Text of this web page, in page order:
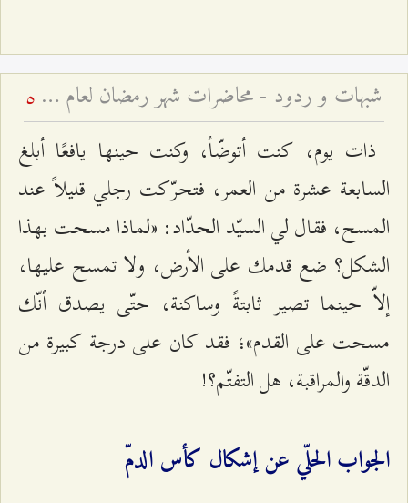
شبهات و ردود - محاضرات شهر رمضان لعام ۱٤۳٩ هـ ق – الجلسة الرابعة 5
ذات يوم، كنت أتوضّأ، وكنت حينها يافعًا أبلغ
السابعة عشرة من العمر، فتحرّكت رجلي قليلاً عند
المسح، فقال لي السيّد الحدّاد: «لماذا مسحت بهذا
الشكل؟ ضع قدمك على الأرض، ولا تمسح عليها،
إلاّ حينما تصير ثابتةً وساكنة، حتّى يصدق أنّك
مسحت على القدم»؛ فقد كان على درجة كبيرة من
الدقّة والمراقبة، هل التفتّم؟!
الجواب الحلّي عن إشكال كأس الدمّ